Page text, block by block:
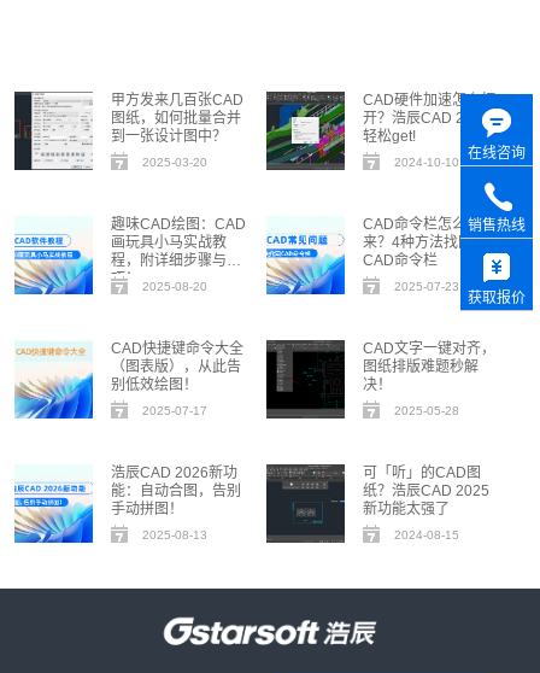
甲方发来几百张CAD
图纸，如何批量合并
到一张设计图中？
2025-03-20
CAD硬件加速怎么打
开？浩辰CAD 2025
轻松get!
2024-10-10
趣味CAD绘图：CAD
画玩具小马实战教
程，附详细步骤与技
巧！
2025-08-20
CAD命令栏怎么调出
来？4种方法找回
CAD命令栏
2025-07-23
CAD快捷键命令大全
（图表版），从此告
别低效绘图！
2025-07-17
CAD文字一键对齐，
图纸排版难题秒解
决！
2025-05-28
浩辰CAD 2026新功
能：自动合图，告别
手动拼图！
2025-08-13
可「听」的CAD图
纸？浩辰CAD 2025
新功能太强了
2024-08-15
在线咨询
销售热线
获取报价